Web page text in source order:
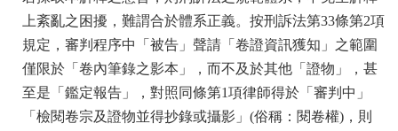
上紊亂之困擾，難謂合於體系正義。按刑訴法第33條第2項
規定，審判程序中「被告」聲請「卷證資訊獲知」之範圍
僅限於「卷內筆錄之影本」，而不及於其他「證物」，甚
至是「鑑定報告」，對照同條第1項律師得於「審判中」
「檢閱卷宗及證物並得抄錄或攝影」(俗稱：閱卷權)，則